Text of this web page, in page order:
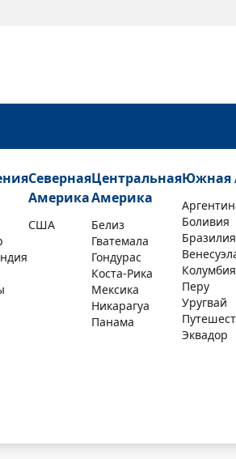
Северная
Америка
США
Центральная
Америка
Белиз
Гватемала
Гондурас
Коста-Рика
Мексика
Никарагуа
Панама
Южная
Боливия
Бразилия
Колумбия
Перу
Уругвай
Эквадор